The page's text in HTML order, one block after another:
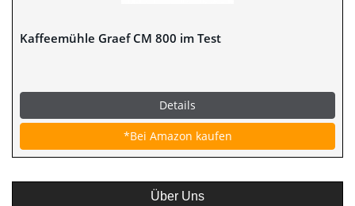
Kaffeemühle Graef CM 800 im Test
Details
*Bei Amazon kaufen
Über Uns